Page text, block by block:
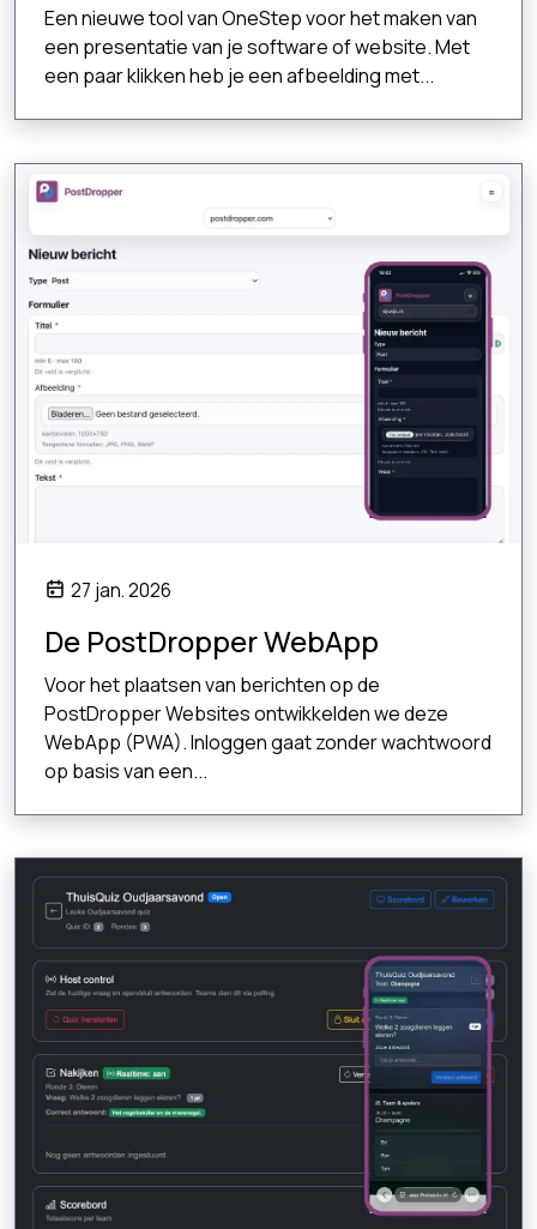
Een nieuwe tool van OneStep voor het maken van
een presentatie van je software of website. Met
een paar klikken heb je een afbeelding met...
27 jan. 2026
De PostDropper WebApp
Voor het plaatsen van berichten op de
PostDropper Websites ontwikkelden we deze
WebApp (PWA). Inloggen gaat zonder wachtwoord
op basis van een...